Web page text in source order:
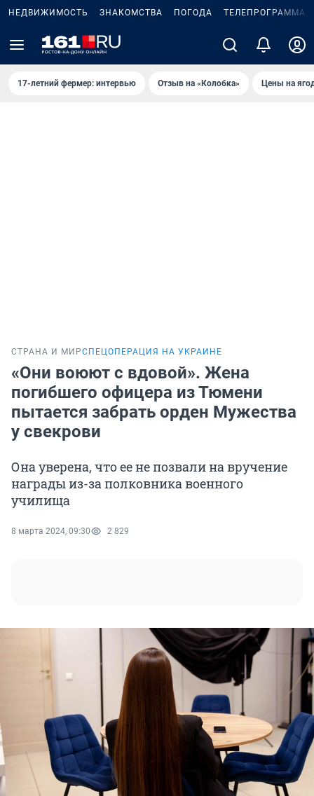
НЕДВИЖИМОСТЬ ЗНАКОМСТВА ПОГОДА ТЕЛЕПРОГРАММА
17-летний фермер: интервью Отзыв на «Колобка» Цены на
СТРАНА И МИРСПЕЦОПЕРАЦИЯ НА УКРАИНЕ
«Они воюют с вдовой». Жена
погибшего офицера из Тюмени
пытается забрать орден Мужества
у свекрови
Она уверена, что ее не позвали на вручение
награды из-за полковника военного
училища
8 марта 2024, 09:30 2 829